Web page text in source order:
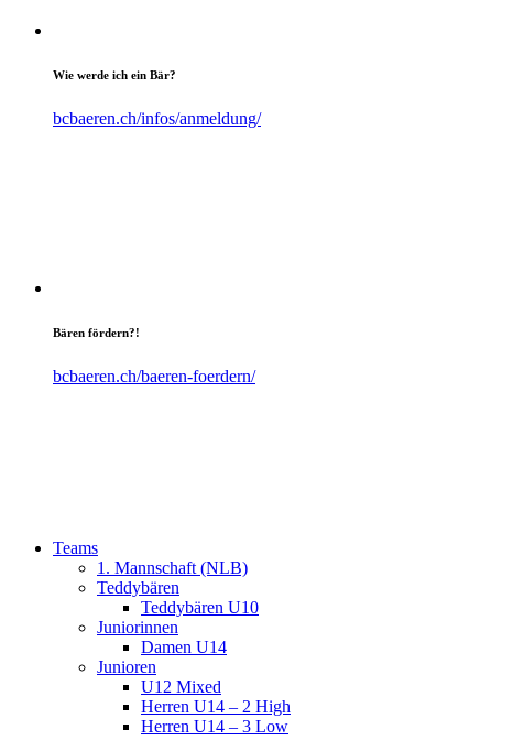
Wie werde ich ein Bär?
bcbaeren.ch/infos/anmeldung/
Bären fördern?!
bcbaeren.ch/baeren-foerdern/
Teams
1. Mannschaft (NLB)
Teddybären
Teddybären U10
Juniorinnen
Damen U14
Junioren
U12 Mixed
Herren U14 – 2 High
Herren U14 – 3 Low